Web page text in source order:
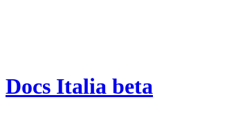
Docs Italia beta